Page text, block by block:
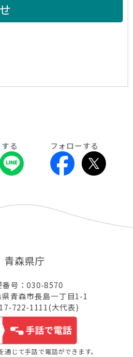
る フォローする
青森県庁
番号：030-8570
青森市長島一丁目1-1
722-1111(大代表)
通じて手話で電話ができます。